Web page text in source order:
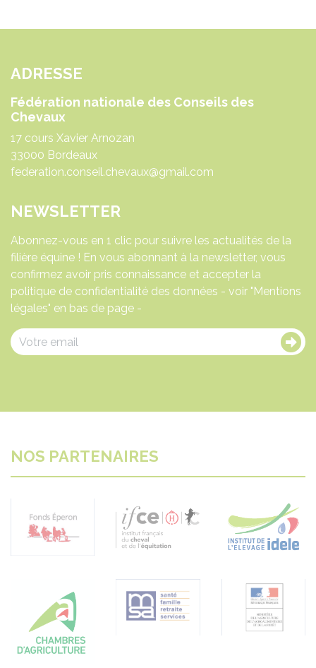
ADRESSE
Fédération nationale des Conseils des
Chevaux
17 cours Xavier Arnozan
33000 Bordeaux
federation.conseil.chevaux@gmail.com
NEWSLETTER
Abonnez-vous en 1 clic pour suivre les actualités de la
filière équine ! En vous abonnant à la newsletter, vous
confirmez avoir pris connaissance et accepter la
politique de confidentialité des données - voir "Mentions
légales" en bas de page -
NOS PARTENAIRES